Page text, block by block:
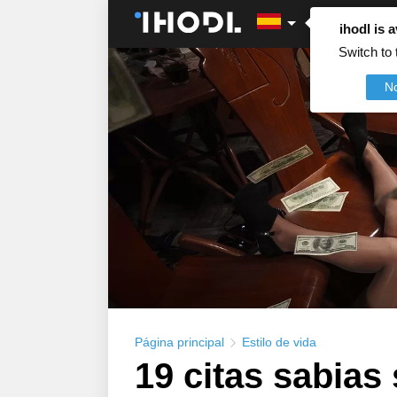
ihodl is
Switch to
Página principal Estilo de vida
19 citas